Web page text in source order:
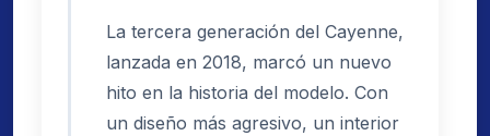
La tercera generación del Cayenne,
lanzada en 2018, marcó un nuevo
hito en la historia del modelo. Con
un diseño más agresivo, un interior